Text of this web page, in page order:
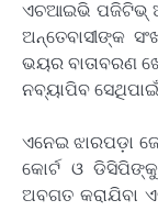
ଏଚଆଇଭି ପଜିଟିଭ୍
ଅନ୍ତେବାସୀଙ୍କ
ଭୟର ବାତାବରଣ
ନବ୍ୟାପିବ
ଏନେଇ ଝାରପଡ଼ା
କୋର୍ଟ ଓ
ଅବଗତ କରାଯିବା